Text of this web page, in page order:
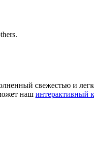
свежестью и
наш интерактивный